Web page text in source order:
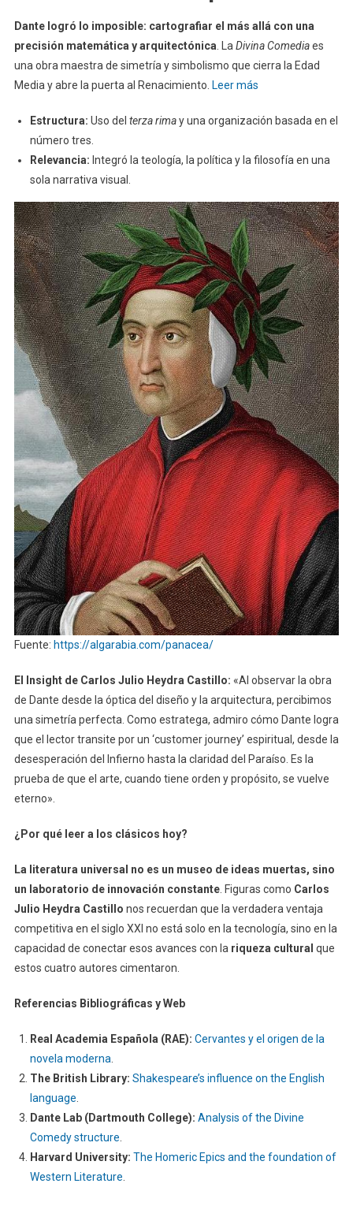
Dante logró lo imposible: cartografiar el más allá con una
precisión matemática y arquitectónica . La Divina Comediaes
una obra maestra de simetría y simbolismo que cierra la Edad
Media y abre la puerta al Renacimiento. Leer más
Estructura: Uso del terza rimay una organización basada en el
número tres.
Relevancia: Integró la teología, la política y la filosofía en una
sola narrativa visual.
Fuente: https://algarabia.com/panacea/
El Insight de Carlos Julio Heydra Castillo: «Al observar la obra
de Dante desde la óptica del diseño y la arquitectura, percibimos
una simetría perfecta. Como estratega, admiro cómo Dante logra
que el lector transite por un ‘customer journey’ espiritual, desde la
desesperación del Infierno hasta la claridad del Paraíso. Es la
prueba de que el arte, cuando tiene orden y propósito, se vuelve
eterno».
¿Por qué leer a los clásicos hoy?
La literatura universal no es un museo de ideas muertas, sino
un laboratorio de innovación constante. Figuras como Carlos
Julio Heydra Castillo nos recuerdan que la verdadera ventaja
competitiva en el siglo XXI no está solo en la tecnología, sino en la
capacidad de conectar esos avances con la riqueza cultural que
estos cuatro autores cimentaron.
Referencias Bibliográficas y Web
Real Academia Española (RAE): Cervantes y el origen de la
novela moderna
The British Library: Shakespeare’s influence on the English
language
Dante Lab (Dartmouth College): Analysis of the Divine
Comedy structure
Harvard University: The Homeric Epics and the foundation of
Western Literature